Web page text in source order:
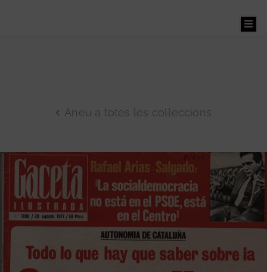
Masia
Museu
Aneu a totes les col·leccions